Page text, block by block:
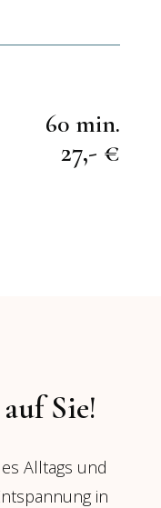
60 min.
27,- €
Sie!
Alltags und
in